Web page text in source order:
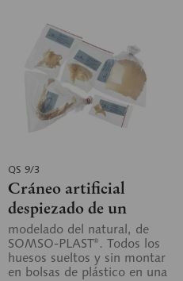
QS 9/3
Cráneo artificial
despiezado de un
humano adulto
modelado del natural, de
SOMSO-PLAST®. Todos los
huesos sueltos y sin montar
en bolsas de plástico en una